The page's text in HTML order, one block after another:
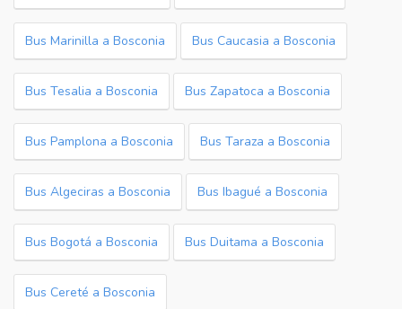
Bus Marinilla a Bosconia Bus Caucasia a Bosconia
Bus Tesalia a Bosconia Bus Zapatoca a Bosconia
Bus Pamplona a Bosconia Bus Taraza a Bosconia
Bus Algeciras a Bosconia Bus Ibagué a Bosconia
Bus Bogotá a Bosconia Bus Duitama a Bosconia
Bus Cereté a Bosconia